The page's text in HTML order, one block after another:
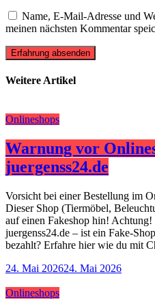
Name, E-Mail-Adresse und
meinen nächsten Kommentar
Erfahrung absenden
Weitere Artikel
Onlineshops
Warnung vor
juergenss24.de
Vorsicht bei einer Bestellung im
Dieser Shop (Tiermöbel,
auf einen Fakeshop hin!
juergenss24.de – ist ein Fake-
bezahlt? Erfahre hier wie du mit
24. Mai 202624. Mai 2026
Onlineshops